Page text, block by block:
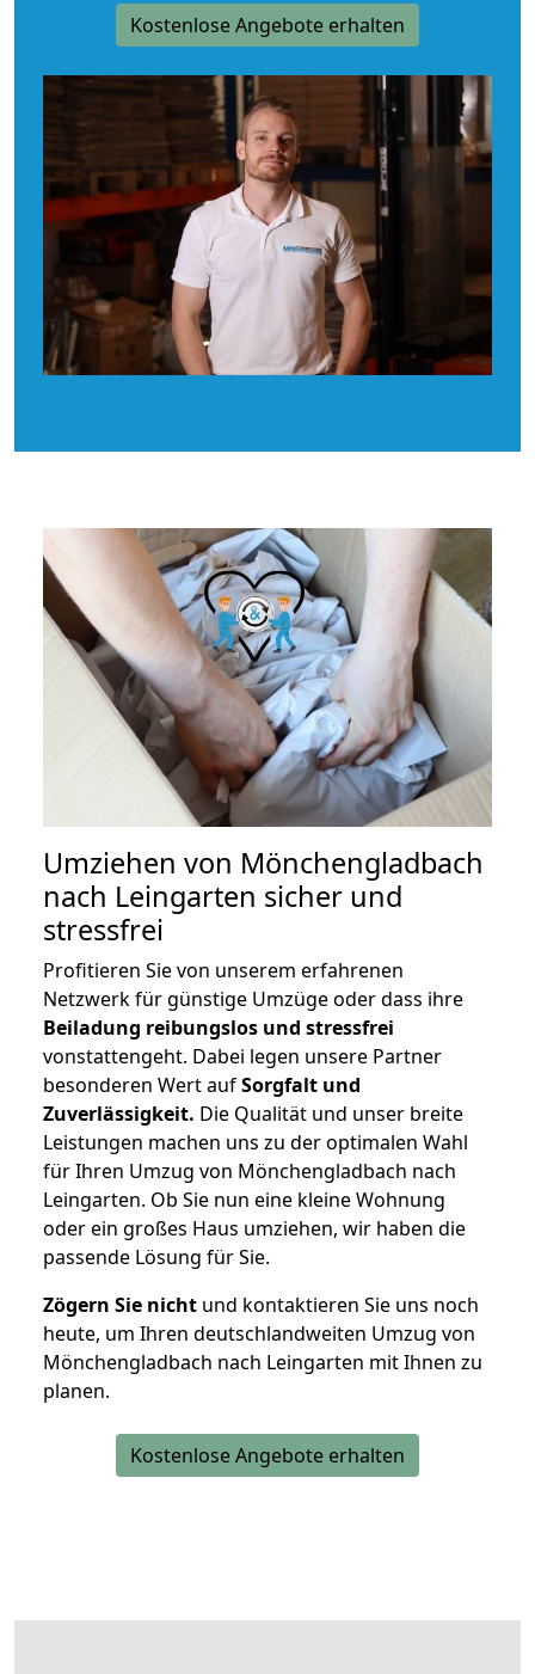
Kostenlose Angebote erhalten
Umziehen von Mönchengladbach
nach Leingarten sicher und
stressfrei
Profitieren Sie von unserem erfahrenen
Netzwerk für günstige Umzüge oder dass ihre
Beiladung reibungslos und stressfrei
vonstattengeht. Dabei legen unsere Partner
besonderen Wert aufSorgfalt und
Zuverlässigkeit. Die Qualität und unser breite
Leistungen machen uns zu der optimalen Wahl
für Ihren Umzug von Mönchengladbach nach
Leingarten. Ob Sie nun eine kleine Wohnung
oder ein großes Haus umziehen, wir haben die
passende Lösung für Sie.
Zögern Sie nicht und kontaktieren Sie uns noch
heute, um Ihren deutschlandweiten Umzug von
Mönchengladbach nach Leingarten mit Ihnen zu
planen.
Kostenlose Angebote erhalten